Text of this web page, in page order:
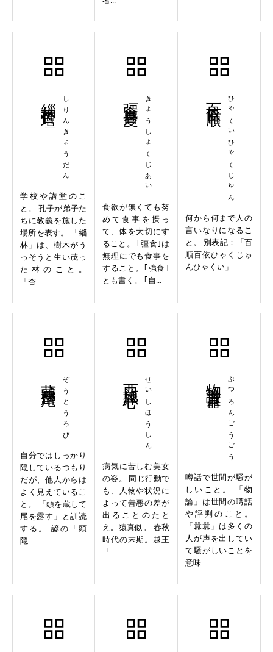
しりんきょうだん
学校や講堂のこ
と。 孔子が弟子た
ちに教義を施した
場所を表す。 「緇
林」は、樹木がう
っそうと生い茂っ
た林のこと。
「杏...
きょうしょくじあい
食欲が無くても努
めて食事を摂っ
て、体を大切にす
ること。 ｢彊食｣は
無理にでも食事を
すること。｢強食｣
とも書く。 ｢自...
ひゃくいひゃくじゅん
何から何まで人の
言いなりになるこ
と。 別表記：「百
順百依ひゃくじゅ
んひゃくい」
ぞうとうろび
自分ではしっかり
隠しているつもり
だが、他人からは
よく見えているこ
と。 「頭を蔵して
尾を露す」と訓読
する。 諺の「頭
隠...
せいしほうしん
病気に苦しむ美女
の姿。 同じ行動で
も、人物や状況に
よって善悪の差が
出ることのたと
え。猿真似。 春秋
時代の末期。越王
「...
ぶつろんごうごう
噂話で世間が騒が
しいこと。 「物
論」は世間の噂話
や評判のこと。
「囂囂」は多くの
人が声を出してい
て騒がしいことを
意味...